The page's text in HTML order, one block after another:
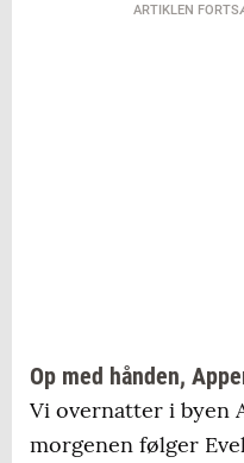
ARTIKLEN
Op med hånden,
Vi overnatter i byen
morgenen følger